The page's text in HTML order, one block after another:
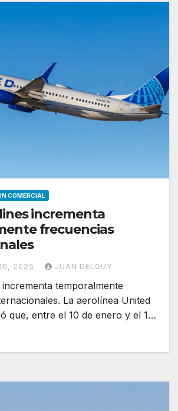
COMERCIAL
incrementa
frecuencias
2025 JUAN DELGUY
temporalmente
La aerolínea United
que, entre el 10 de enero y el 1…